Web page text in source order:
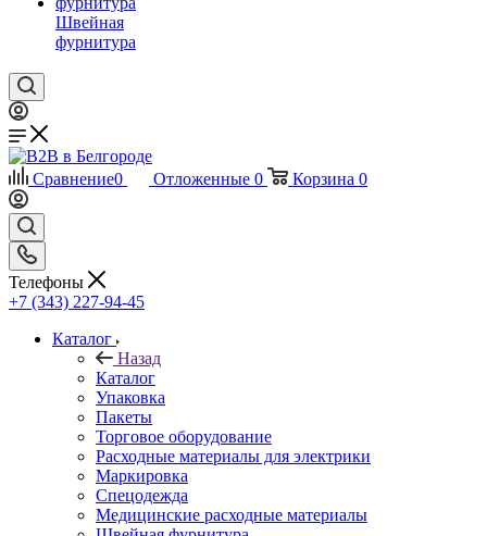
Швейная
фурнитура
Сравнение0 Отложенные 0 Корзина 0
Телефоны
+7 (343) 227-94-45
Каталог
Назад
Каталог
Упаковка
Пакеты
Торговое оборудование
Расходные материалы для электрики
Маркировка
Спецодежда
Медицинские расходные материалы